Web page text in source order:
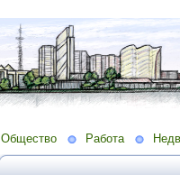
Общество Работа